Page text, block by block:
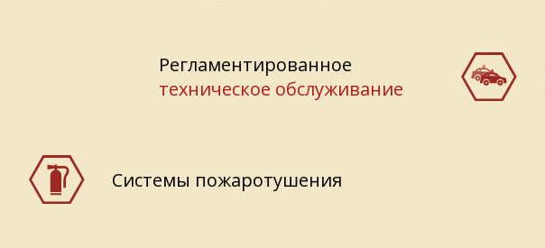
Регламентированное
техническое обслуживание
Системы пожаротушения